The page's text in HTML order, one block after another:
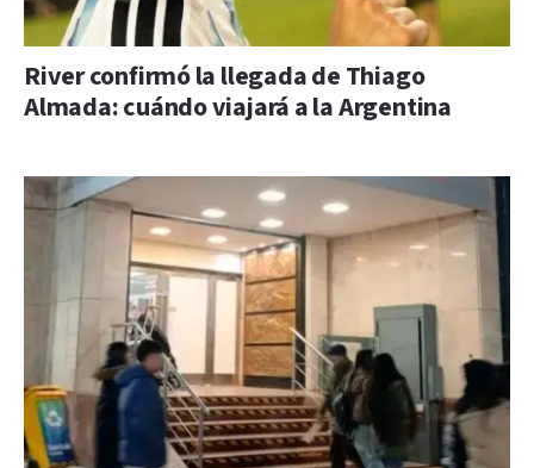
River confirmó la llegada de Thiago
Almada: cuándo viajará a la Argentina